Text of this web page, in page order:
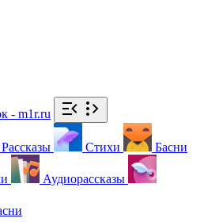
- m1r.ru
Рассказы Стихи Басни
Аудиорассказы